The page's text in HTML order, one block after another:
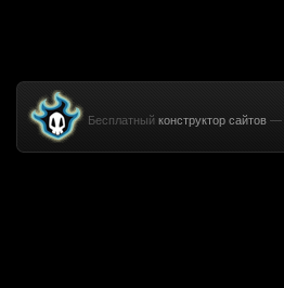
Бесплатный конструктор сайтов —